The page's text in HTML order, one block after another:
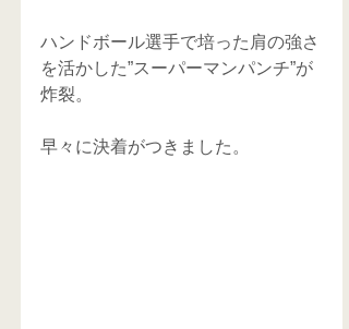
ハンドボール選手で培った肩の強さ
を活かした”スーパーマンパンチ”が
炸裂。
早々に決着がつきました。